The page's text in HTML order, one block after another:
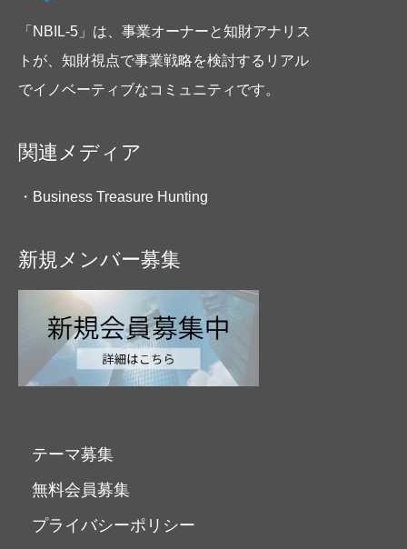
的
当サイトでは、お客様からのお
問い合わせ時に、お名前、e-
は、当サイトからのご連絡や業
務のご案内やご質問に対する回
答として、電子メールや資料の
ご送付に利用いたします。
当サイトは、お客様よりお預か
「NBIL-5」は、事業オーナーと知財アナリス
トが、知財視点で事業戦略を検討するリアル
でイノベーティブなコミュニティです。
関連メディア
・Business Treasure Hunting
新規メンバー募集
テーマ募集
無料会員募集
プライバシーポリシー